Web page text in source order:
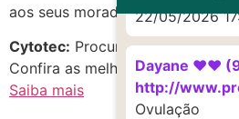
aos seus moradores e visitantes.
Cytotec: Procurando c.y.t.o.t.e.c
Confira as melhores opções!
Saiba mais
22/05/2026
Dayane ♥️♥️
http://
Ovulação